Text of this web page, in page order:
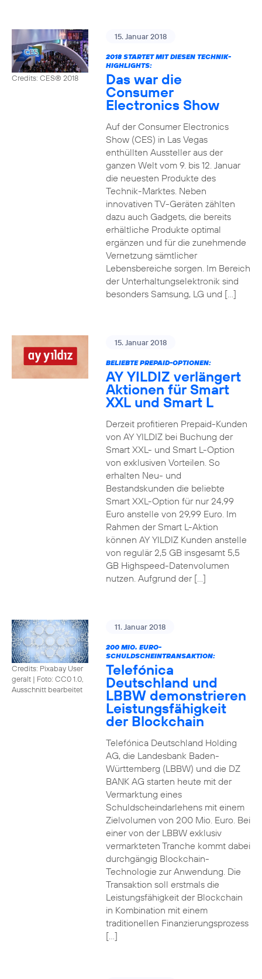
Credits: CES® 2018
15. Januar 2018
2018 STARTET MIT DIESEN TECHNIK-
HIGHLIGHTS:
Das war die
Consumer
Electronics Show
Auf der Consumer Electronics
Show (CES) in Las Vegas
enthüllten Aussteller aus der
ganzen Welt vom 9. bis 12. Januar
die neuesten Produkte des
Technik-Marktes. Neben
innovativen TV-Geräten zählten
dazu auch Gadgets, die bereits
erhältliche Produkte optimal
ergänzen und für die zunehmende
Vernetzung sämtlicher
Lebensbereiche sorgen. Im Bereich
der Unterhaltungselektronik sind
besonders Samsung, LG und […]
15. Januar 2018
BELIEBTE PREPAID-OPTIONEN:
AY YILDIZ verlängert
Aktionen für Smart
XXL und Smart L
Derzeit profitieren Prepaid-Kunden
von AY YILDIZ bei Buchung der
Smart XXL- und Smart L-Option
von exklusiven Vorteilen. So
erhalten Neu- und
Bestandskunden die beliebte
Smart XXL-Option für nur 24,99
Euro anstelle von 29,99 Euro. Im
Rahmen der Smart L-Aktion
können AY YILDIZ Kunden anstelle
von regulär 2,5 GB insgesamt 5,5
GB Highspeed-Datenvolumen
nutzen. Aufgrund der […]
Credits: Pixabay User
geralt | Foto: CC0 1.0,
Ausschnitt bearbeitet
11. Januar 2018
200 MIO. EURO-
SCHULDSCHEINTRANSAKTION:
Telefónica
Deutschland und
LBBW demonstrieren
Leistungsfähigkeit
der Blockchain
Telefónica Deutschland Holding
AG, die Landesbank Baden-
Württemberg (LBBW) und die DZ
BANK AG starten heute mit der
Vermarktung eines
Schuldscheindarlehens mit einem
Zielvolumen von 200 Mio. Euro. Bei
einer von der LBBW exklusiv
vermarkteten Tranche kommt dabei
durchgängig Blockchain-
Technologie zur Anwendung. Die
Transaktion soll erstmals die
Leistungsfähigkeit der Blockchain
in Kombination mit einem
traditionellen Finanzierungsprozess
[…]